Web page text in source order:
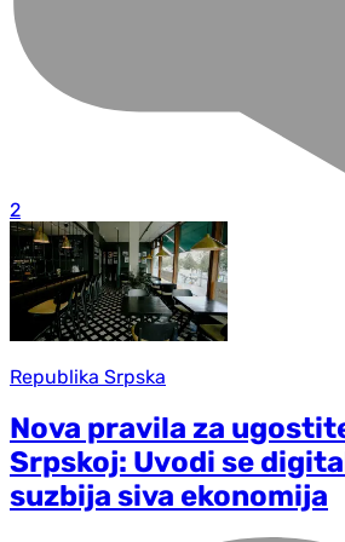
2
Republika Srpska
Nova pravila za
Srpskoj: Uvodi se
suzbija siva ekonomija